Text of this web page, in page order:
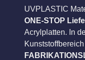
UVPLASTIC
ONE-STOP
Acrylplatten. In
Kunststoffbereich